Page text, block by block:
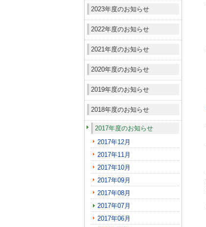
2023年度のお知らせ
2022年度のお知らせ
2021年度のお知らせ
2020年度のお知らせ
2019年度のお知らせ
2018年度のお知らせ
2017年度のお知らせ
2017年12月
2017年11月
2017年10月
2017年09月
2017年08月
2017年07月
2017年06月